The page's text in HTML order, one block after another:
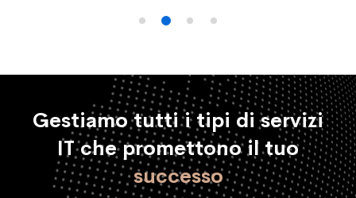
Gestiamo tutti i tipi di servizi
IT che promettono il tuo
successo